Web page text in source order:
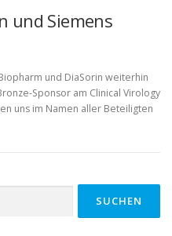
und Siemens
und DiaSorin weiterhin
Sponsor am Clinical Virology
uns im Namen aller Beteiligten